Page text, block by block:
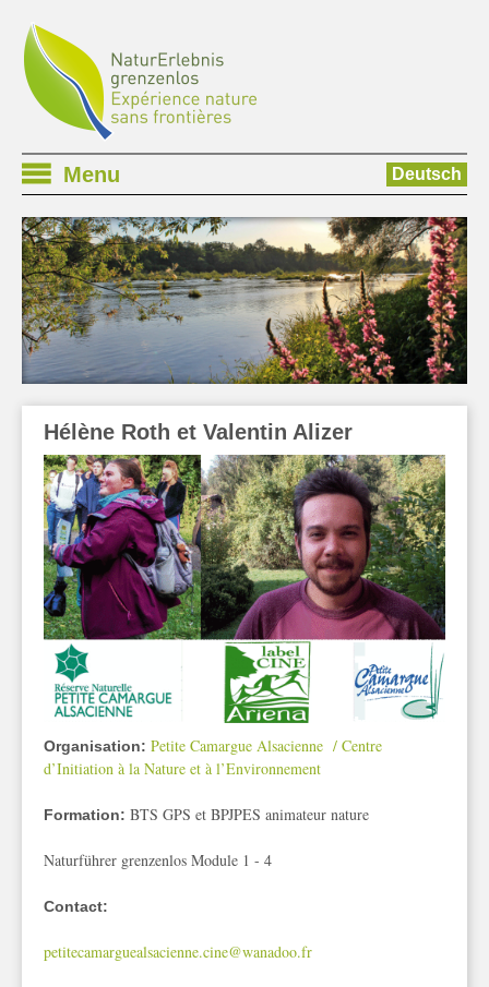
Menu Deutsch
Hélène Roth et Valentin Alizer
Organisation: Petite Camargue Alsacienne / Centre
d’Initiation à la Nature et à l’Environnement
Formation: BTS GPS et BPJPES animateur nature
Naturführer grenzenlos Module 1 - 4
Contact:
petitecamarguealsacienne.cine@wanadoo.fr